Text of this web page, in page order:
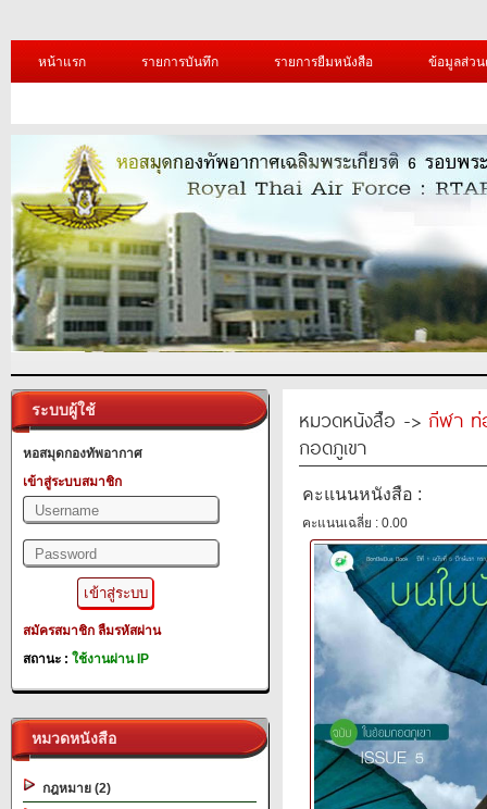
หน้าแรก รายการบันทึก รายการยืมหนังสือ ข้อมูลส่ว
ระบบผู้ใช้
หอสมุดกองทัพอากาศ
เข้าสู่ระบบสมาชิก
สมัครสมาชิก ลืมรหัสผ่าน
สถานะ : ใช้งานผ่าน IP
หมวดหนังสือ
กฎหมาย (2)
หมวดหนังสือ -> กีฬา ท่
กอดภูเขา
คะแนนหนังสือ :
คะแนนเฉลี่ย : 0.00